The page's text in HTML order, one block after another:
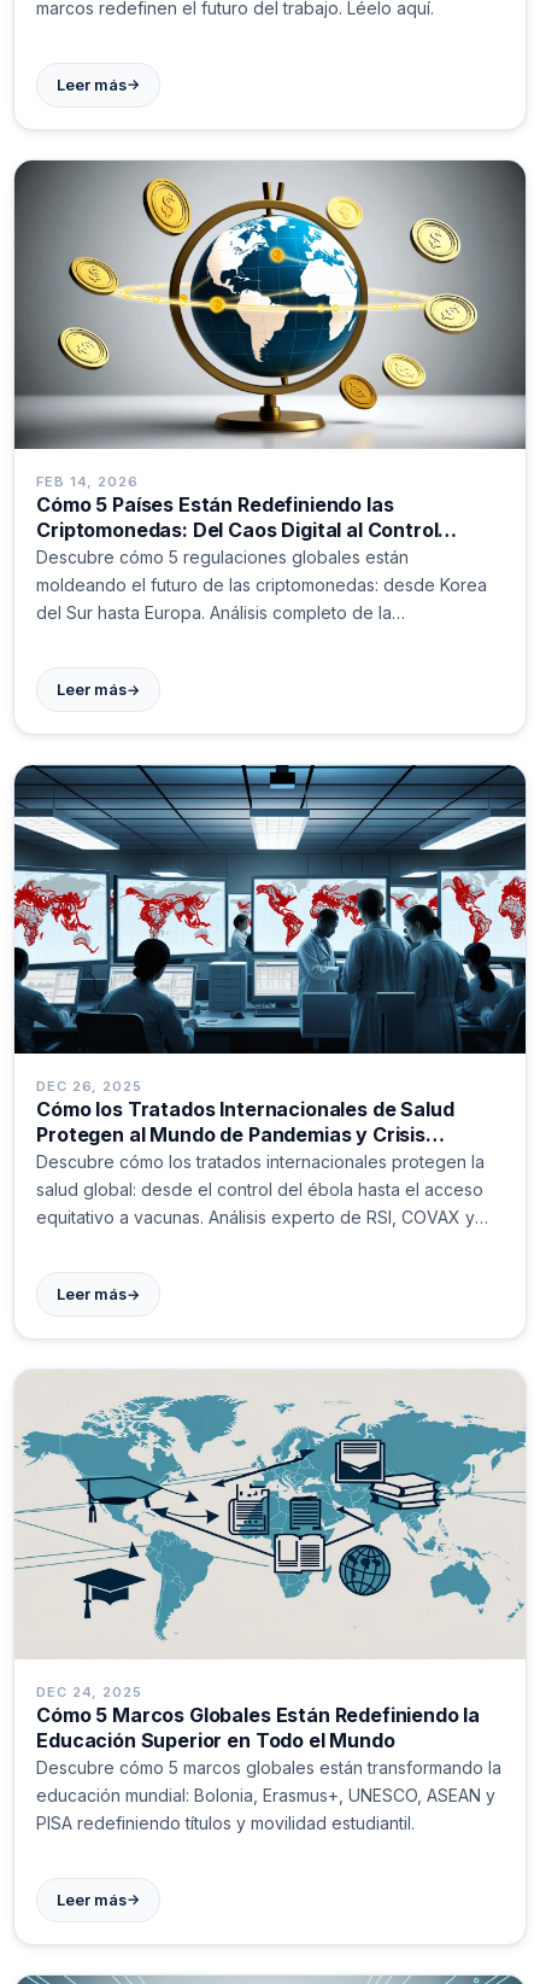
marcos redefinen el futuro del trabajo. Léelo aquí.
Leer más→
FEB 14, 2026
Cómo 5 Países Están Redefiniendo las
Criptomonedas: Del Caos Digital al Control
Estatal
Descubre cómo 5 regulaciones globales están
moldeando el futuro de las criptomonedas: desde Korea
del Sur hasta Europa. Análisis completo de la
Leer más→
DEC 26, 2025
Cómo los Tratados Internacionales de Salud
Protegen al Mundo de Pandemias y Crisis
Sanitarias
Descubre cómo los tratados internacionales protegen la
salud global: desde el control del ébola hasta el acceso
equitativo a vacunas. Análisis experto de RSI, COVAX y
Leer más→
DEC 24, 2025
Cómo 5 Marcos Globales Están Redefiniendo la
Educación Superior en Todo el Mundo
Descubre cómo 5 marcos globales están transformando la
educación mundial: Bolonia, Erasmus+, UNESCO, ASEAN y
PISA redefiniendo títulos y movilidad estudiantil.
Leer más→